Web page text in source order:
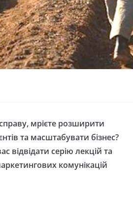
мрієте розширити
та масштабувати бізнес?
відвідати серію лекцій та
комунікацій